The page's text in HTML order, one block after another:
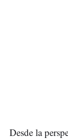
Desde la